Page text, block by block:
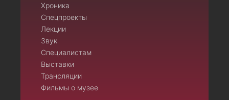
Хроника
Спецпроекты
Лекции
Звук
Специалистам
Выставки
Трансляции
Фильмы о музее